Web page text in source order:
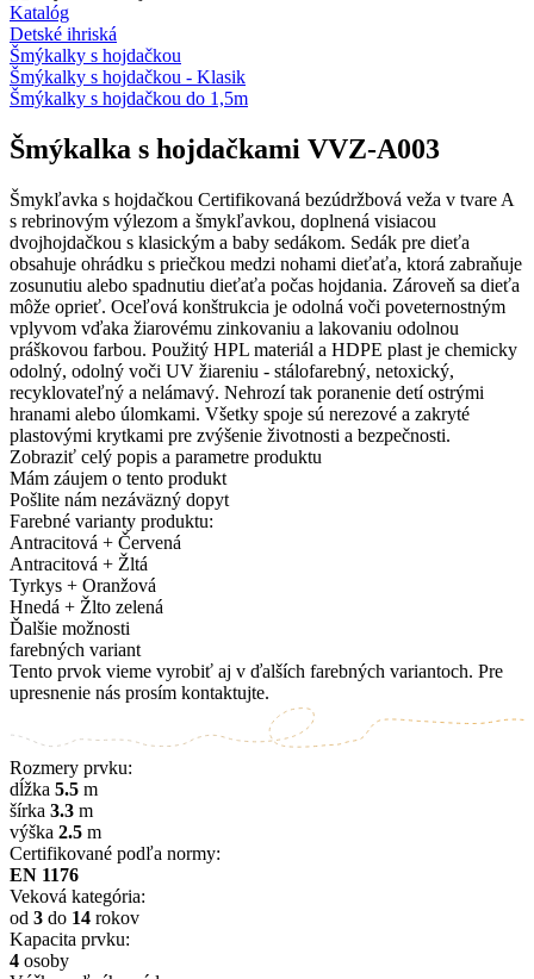
Katalóg
Detské ihriská
Šmýkalky s hojdačkou
Šmýkalky s hojdačkou - Klasik
Šmýkalky s hojdačkou do 1,5m
Šmýkalka s hojdačkami VVZ-A003
Šmykľavka s hojdačkou Certifikovaná bezúdržbová veža v tvare A
s rebrinovým výlezom a šmykľavkou, doplnená visiacou
dvojhojdačkou s klasickým a baby sedákom. Sedák pre dieťa
obsahuje ohrádku s priečkou medzi nohami dieťaťa, ktorá zabraňuje
zosunutiu alebo spadnutiu dieťaťa počas hojdania. Zároveň sa dieťa
môže oprieť. Oceľová konštrukcia je odolná voči poveternostným
vplyvom vďaka žiarovému zinkovaniu a lakovaniu odolnou
práškovou farbou. Použitý HPL materiál a HDPE plast je chemicky
odolný, odolný voči UV žiareniu - stálofarebný, netoxický,
recyklovateľný a nelámavý. Nehrozí tak poranenie detí ostrými
hranami alebo úlomkami. Všetky spoje sú nerezové a zakryté
plastovými krytkami pre zvýšenie životnosti a bezpečnosti.
Zobraziť celý popis a parametre produktu
Mám záujem o tento produkt
Pošlite nám nezáväzný dopyt
Farebné varianty produktu:
Antracitová + Červená
Antracitová + Žltá
Tyrkys + Oranžová
Hnedá + Žlto zelená
Ďalšie možnosti
farebných variant
Tento prvok vieme vyrobiť aj v ďalších farebných variantoch. Pre
upresnenie nás prosím kontaktujte.
Rozmery prvku:
dĺžka 5.5 m
šírka 3.3 m
výška 2.5 m
Certifikované podľa normy:
EN 1176
Veková kategória:
od 3 do 14 rokov
Kapacita prvku:
4 osoby